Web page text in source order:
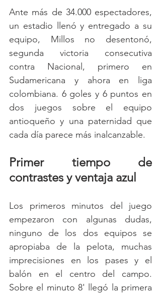
Ante más de 34.000 espectadores,
un estadio llenó y entregado a su
equipo, Millos no desentonó,
segunda victoria consecutiva
contra Nacional, primero en
Sudamericana y ahora en liga
colombiana. 6 goles y 6 puntos en
dos juegos sobre el equipo
antioqueño y una paternidad que
cada día parece más inalcanzable.
Primer tiempo de
contrastes y ventaja azul
Los primeros minutos del juego
empezaron con algunas dudas,
ninguno de los dos equipos se
apropiaba de la pelota, muchas
imprecisiones en los pases y el
balón en el centro del campo.
Sobre el minuto 8' llegó la primera